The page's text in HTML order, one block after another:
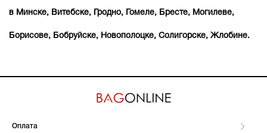
в Минске, Витебске, Гродно, Гомеле, Бресте, Могилеве,
Борисове, Бобруйске, Новополоцке, Солигорске, Жлобине.
Оплата